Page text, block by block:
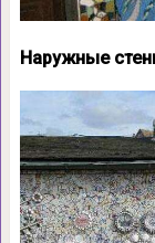
Наружные